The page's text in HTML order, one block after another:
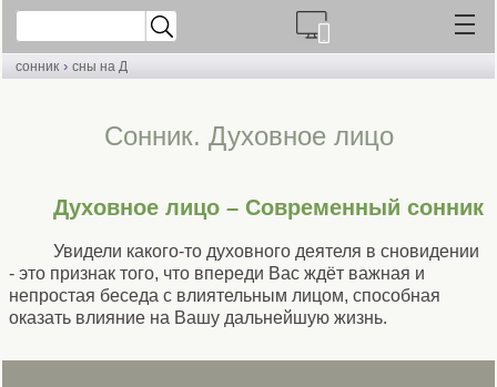
сонник › сны на Д
Сонник. Духовное лицо
Духовное лицо – Современный сонник
Увидели какого-то духовного деятеля в сновидении
- это признак того, что впереди Вас ждёт важная и
непростая беседа с влиятельным лицом, способная
оказать влияние на Вашу дальнейшую жизнь.